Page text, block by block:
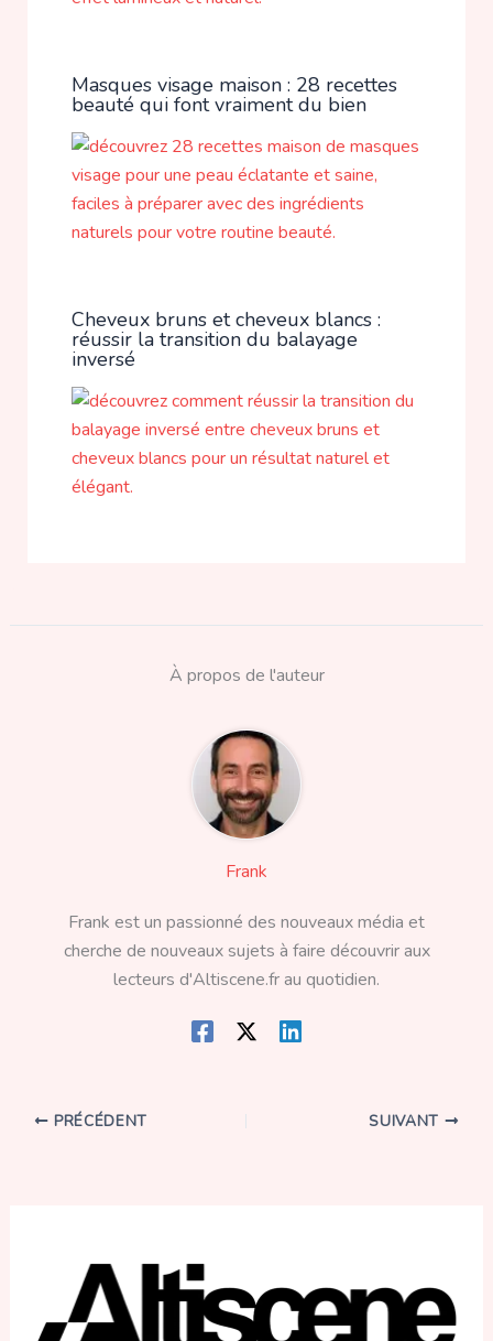
Masques visage maison : 28 recettes
beauté qui font vraiment du bien
Cheveux bruns et cheveux blancs :
réussir la transition du balayage
inversé
À propos de l'auteur
Frank
Frank est un passionné des nouveaux média et
cherche de nouveaux sujets à faire découvrir aux
lecteurs d'Altiscene.fr au quotidien.
PRÉCÉDENT SUIVANT